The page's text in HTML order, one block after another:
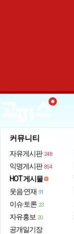
커뮤니티
자유게시판 248
익명게시판 854
HOT 게시물
웃음·연재 91
이슈·토론 23
자유홍보 20
공개일기장